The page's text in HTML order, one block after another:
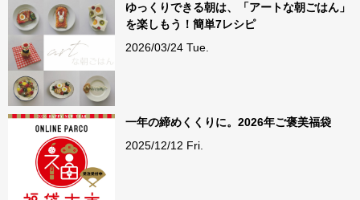
ゆっくりできる朝は、「アートな朝ごはん」
を楽しもう！簡単7レシピ
2026/03/24 Tue.
一年の締めくくりに。2026年ご褒美福袋
2025/12/12 Fri.